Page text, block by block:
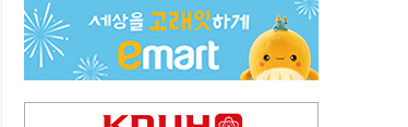
국민 51.9% "李 대통령 재판 재개 필요하다"
경북 영천시, 9월부터 11월까지 반값 여행 혜택 제공
아쉬운 태클